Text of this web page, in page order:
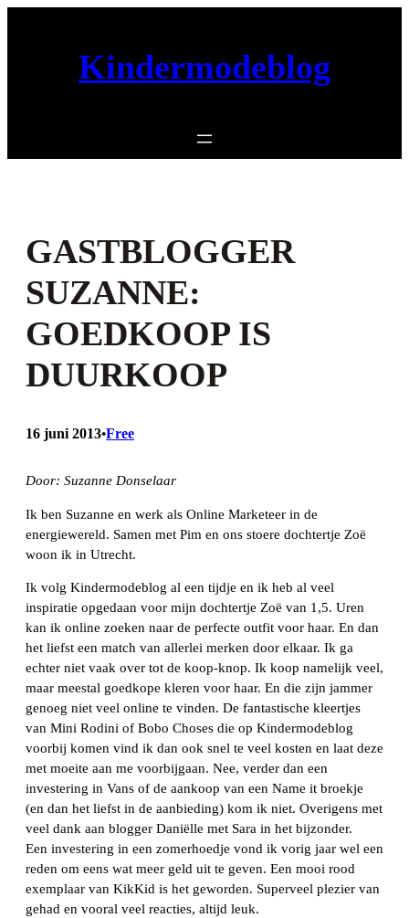
Kindermodeblog
GASTBLOGGER
SUZANNE:
GOEDKOOP IS
DUURKOOP
16 juni 2013•Free
Door: Suzanne Donselaar
Ik ben Suzanne en werk als Online Marketeer in de
energiewereld. Samen met Pim en ons stoere dochtertje Zoë
woon ik in Utrecht.
Ik volg Kindermodeblog al een tijdje en ik heb al veel
inspiratie opgedaan voor mijn dochtertje Zoë van 1,5. Uren
kan ik online zoeken naar de perfecte outfit voor haar. En dan
het liefst een match van allerlei merken door elkaar. Ik ga
echter niet vaak over tot de koop-knop. Ik koop namelijk veel,
maar meestal goedkope kleren voor haar. En die zijn jammer
genoeg niet veel online te vinden. De fantastische kleertjes
van Mini Rodini of Bobo Choses die op Kindermodeblog
voorbij komen vind ik dan ook snel te veel kosten en laat deze
met moeite aan me voorbijgaan. Nee, verder dan een
investering in Vans of de aankoop van een Name it broekje
(en dan het liefst in de aanbieding) kom ik niet. Overigens met
veel dank aan blogger Daniëlle met Sara in het bijzonder.
Een investering in een zomerhoedje vond ik vorig jaar wel een
reden om eens wat meer geld uit te geven. Een mooi rood
exemplaar van KikKid is het geworden. Superveel plezier van
gehad en vooral veel reacties, altijd leuk.